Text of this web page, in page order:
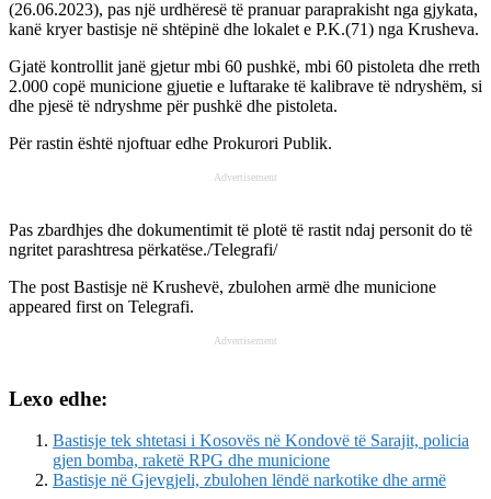
(26.06.2023), pas një urdhëresë të pranuar paraprakisht nga gjykata,
kanë kryer bastisje në shtëpinë dhe lokalet e P.K.(71) nga Krusheva.
Gjatë kontrollit janë gjetur mbi 60 pushkë, mbi 60 pistoleta dhe rreth
2.000 copë municione gjuetie e luftarake të kalibrave të ndryshëm, si
dhe pjesë të ndryshme për pushkë dhe pistoleta.
Për rastin është njoftuar edhe Prokurori Publik.
Advertisement
Pas zbardhjes dhe dokumentimit të plotë të rastit ndaj personit do të
ngritet parashtresa përkatëse./Telegrafi/
The post Bastisje në Krushevë, zbulohen armë dhe municione
appeared first on Telegrafi.
Advertisement
Lexo edhe:
Bastisje tek shtetasi i Kosovës në Kondovë të Sarajit, policia
gjen bomba, raketë RPG dhe municione
Bastisje në Gjevgjeli, zbulohen lëndë narkotike dhe armë